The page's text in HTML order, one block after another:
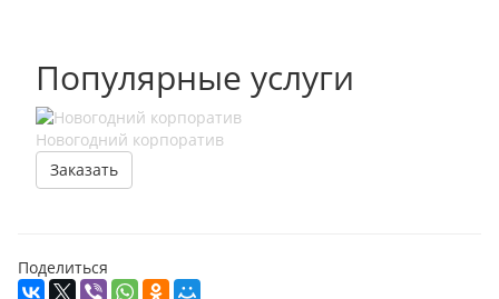
Популярные услуги
Новогодний корпоратив
Заказать
Поделиться